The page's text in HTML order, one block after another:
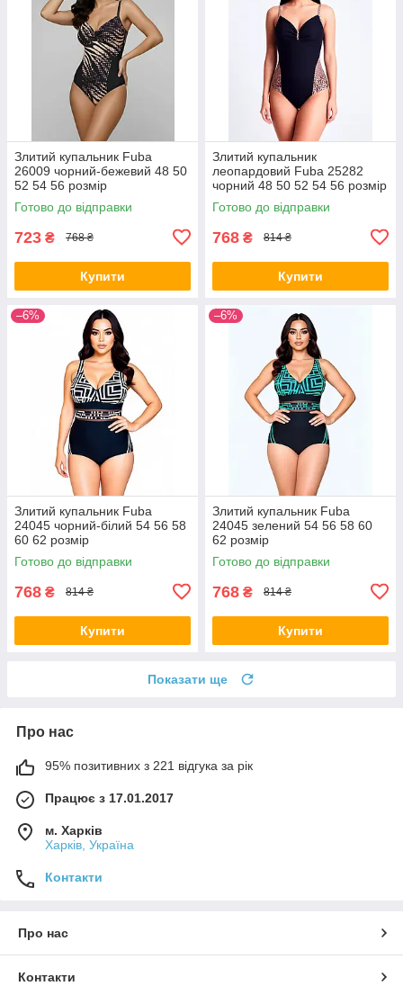
Злитий купальник Fuba
26009 чорний-бежевий 48 50
52 54 56 розмір
Готово до відправки
723 ₴ 768 ₴
Купити
Злитий купальник
леопардовий Fuba 25282
чорний 48 50 52 54 56 розмір
Готово до відправки
768 ₴ 814 ₴
Купити
–6%
Злитий купальник Fuba
24045 чорний-білий 54 56 58
60 62 розмір
Готово до відправки
768 ₴ 814 ₴
Купити
–6%
Злитий купальник Fuba
24045 зелений 54 56 58 60
62 розмір
Готово до відправки
768 ₴ 814 ₴
Купити
Показати ще
Про нас
95% позитивних з 221 відгука за рік
Працює з 17.01.2017
м. Харків
Харків, Україна
Контакти
Про нас
Контакти